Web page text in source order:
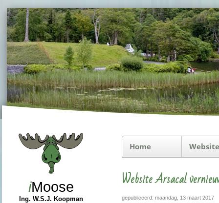
iMoose
Ing. W.S.J. Koopman
Home
Website Arsacal
gepubliceerd: maandag, 13 maart 2017